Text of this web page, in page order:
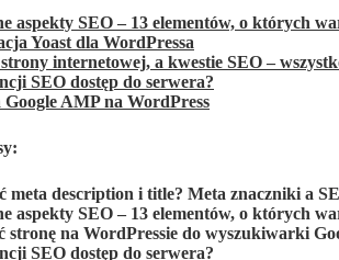
aspekty SEO – 13 elementów, o których
Yoast dla WordPressa
internetowej, a kwestie SEO –
SEO dostęp do serwera?
AMP na WordPress
meta description i title? Meta znaczniki a
aspekty SEO – 13 elementów, o których
stronę na WordPressie do wyszukiwarki
SEO dostęp do serwera?